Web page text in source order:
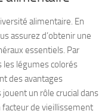
alimentaire. En
assurez d’obtenir une
essentiels. Par
les légumes colorés
des avantages
un rôle crucial dans
facteur de vieillissement